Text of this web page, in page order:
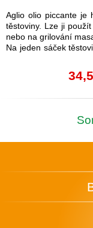
Aglio olio piccante je
těstoviny. Lze ji
nebo na grilování
Na jeden sáček
Návod na přípravu:
směs a lžíci
rozehřát a koření
následně přidat směs
v obchodě.
Uchovávejte v suchu